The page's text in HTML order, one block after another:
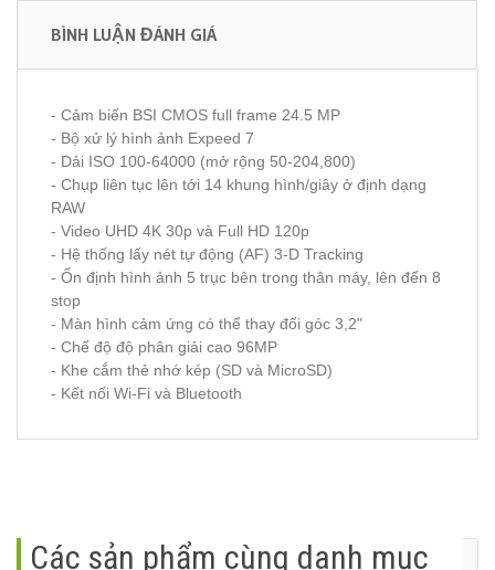
BÌNH LUẬN ĐÁNH GIÁ
- Cảm biến BSI CMOS full frame 24.5 MP
- Bộ xử lý hình ảnh Expeed 7
- Dải ISO 100-64000 (mở rộng 50-204,800)
- Chụp liên tục lên tới 14 khung hình/giây ở định dạng
RAW
- Video UHD 4K 30p và Full HD 120p
- Hệ thống lấy nét tự động (AF) 3-D Tracking
- Ổn định hình ảnh 5 trục bên trong thân máy, lên đến 8
stop
- Màn hình cảm ứng có thể thay đổi góc 3,2"
- Chế độ độ phân giải cao 96MP
- Khe cắm thẻ nhớ kép (SD và MicroSD)
- Kết nối Wi-Fi và Bluetooth
Các sản phẩm cùng danh mục